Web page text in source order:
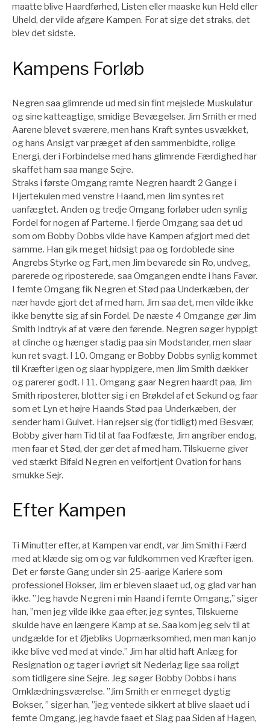
maatte blive Haardførhed, Listen eller maaske kun Held eller
Uheld, der vilde afgøre Kampen. For at sige det straks, det
blev det sidste.
Kampens Forløb
Negren saa glimrende ud med sin fint mejslede Muskulatur
og sine katteagtige, smidige Bevægelser. Jim Smith er med
Aarene blevet sværere, men hans Kraft syntes usvækket,
og hans Ansigt var præget af den sammenbidte, rolige
Energi, der i Forbindelse med hans glimrende Færdighed har
skaffet ham saa mange Sejre.
Straks i første Omgang ramte Negren haardt 2 Gange i
Hjertekulen med venstre Haand, men Jim syntes ret
uanfægtet. Anden og tredje Omgang forløber uden synlig
Fordel for nogen af Parterne. I fjerde Omgang saa det ud
som om Bobby Dobbs vilde have Kampen afgjort med det
samme. Han gik meget hidsigt paa og fordoblede sine
Angrebs Styrke og Fart, men Jim bevarede sin Ro, undveg,
parerede og riposterede, saa Omgangen endte i hans Favør.
I femte Omgang fik Negren et Stød paa Underkæben, der
nær havde gjort det af med ham. Jim saa det, men vilde ikke
ikke benytte sig af sin Fordel. De næste 4 Omgange gør Jim
Smith Indtryk af at være den førende. Negren søger hyppigt
at clinche og hænger stadig paa sin Modstander, men slaar
kun ret svagt. I 10. Omgang er Bobby Dobbs synlig kommet
til Kræfter igen og slaar hyppigere, men Jim Smith dækker
og parerer godt. I 11. Omgang gaar Negren haardt paa, Jim
Smith riposterer, blotter sig i en Brøkdel af et Sekund og faar
som et Lyn et højre Haands Stød paa Underkæben, der
sender ham i Gulvet. Han rejser sig (for tidligt) med Besvær,
Bobby giver ham Tid til at faa Fodfæste, Jim angriber endog,
men faar et Stød, der gør det af med ham. Tilskuerne giver
ved stærkt Bifald Negren en velfortjent Ovation for hans
smukke Sejr.
Efter Kampen
Ti Minutter efter, at Kampen var endt, var Jim Smith i Færd
med at klæde sig om og var fuldkommen ved Kræfter igen.
Det er første Gang under sin 25-aarige Kariere som
professionel Bokser, Jim er bleven slaaet ud, og glad var han
ikke. ”Jeg havde Negren i min Haand i femte Omgang,” siger
han, ”men jeg vilde ikke gaa efter, jeg syntes, Tilskuerne
skulde have en længere Kamp at se. Saa kom jeg selv til at
undgælde for et Øjebliks Uopmærksomhed, men man kan jo
ikke blive ved med at vinde.” Jim har altid haft Anlæg for
Resignation og tager i øvrigt sit Nederlag lige saa roligt
som tidligere sine Sejre. Jeg søger Bobby Dobbs i hans
Omklædningsværelse. ”Jim Smith er en meget dygtig
Bokser, ” siger han, ”jeg ventede sikkert at blive slaaet ud i
femte Omgang, jeg havde faaet et Slag paa Siden af Hagen,